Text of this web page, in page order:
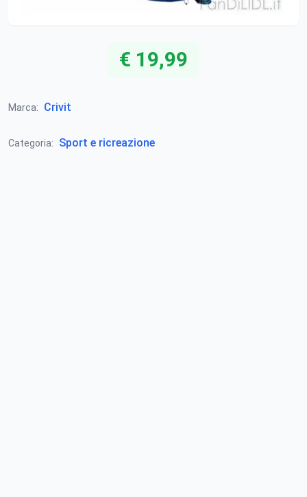
€ 19,99
Marca: Crivit
Categoria: Sport e ricreazione